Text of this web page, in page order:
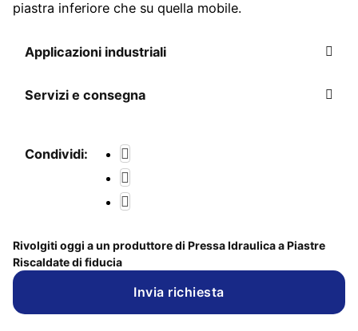
piastra inferiore che su quella mobile.
Applicazioni industriali
Servizi e consegna
Condividi:
Rivolgiti oggi a un produttore di Pressa Idraulica a Piastre
Riscaldate di fiducia
Invia richiesta